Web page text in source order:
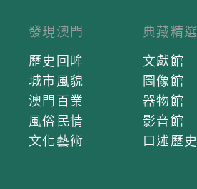
發現澳門
歷史回眸
城市風貌
澳門百業
風俗民情
文化藝術
典藏精選
文獻館
圖像館
器物館
影音館
口述歷史